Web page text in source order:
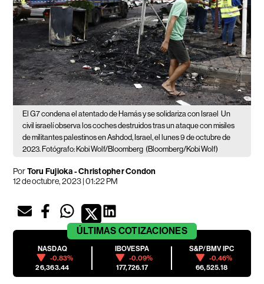
El G7 condena el atentado de Hamás y se solidariza con Israel Un
civil israelí observa los coches destruidos tras un ataque con misiles
de militantes palestinos en Ashdod, Israel, el lunes 9 de octubre de
2023. Fotógrafo: Kobi Wolf/Bloomberg (Bloomberg/Kobi Wolf)
PorToru Fujioka - Christopher Condon
12 de octubre, 2023 | 01:22 PM
ÚLTIMAS COTIZACIONES
NASDAQ
-0.83%
26,363.44
IBOVESPA
-0.09%
177,726.17
S&P/BMV IPC
-0.46%
66,525.18